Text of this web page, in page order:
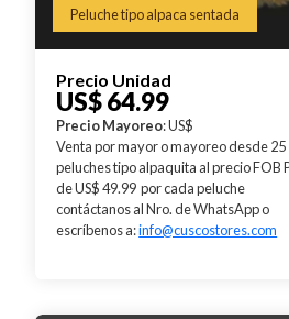
Peluche tipo alpaca sentada
Precio Unidad
US$ 64.99
Precio Mayoreo: US$
Venta por mayor o mayoreo desde 25
peluches tipo alpaquita al precio FOB
de US$ 49.99 por cada peluche
contáctanos al Nro. de WhatsApp o
escríbenos a:info@cuscostores.com